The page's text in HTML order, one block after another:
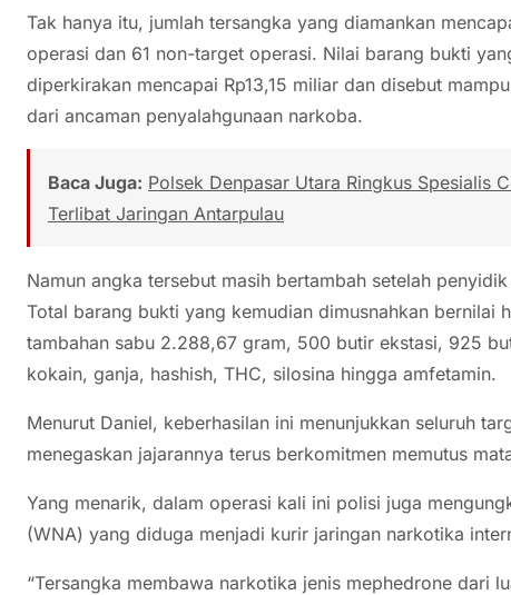
Tak hanya itu, jumlah tersangka yang diamankan
operasi dan 61 non-target operasi. Nilai barang bukti
diperkirakan mencapai Rp13,15 miliar dan disebut
dari ancaman penyalahgunaan narkoba.
Baca Juga: Polsek Denpasar Utara Ringkus Spesialis
Terlibat Jaringan Antarpulau
Namun angka tersebut masih bertambah setelah
Total barang bukti yang kemudian dimusnahkan bernilai
tambahan sabu 2.288,67 gram, 500 butir ekstasi, 925
kokain, ganja, hashish, THC, silosina hingga amfetamin.
Menurut Daniel, keberhasilan ini menunjukkan seluruh
menegaskan jajarannya terus berkomitmen memutus
Yang menarik, dalam operasi kali ini polisi juga
(WNA) yang diduga menjadi kurir jaringan narkotika
“Tersangka membawa narkotika jenis mephedrone dari